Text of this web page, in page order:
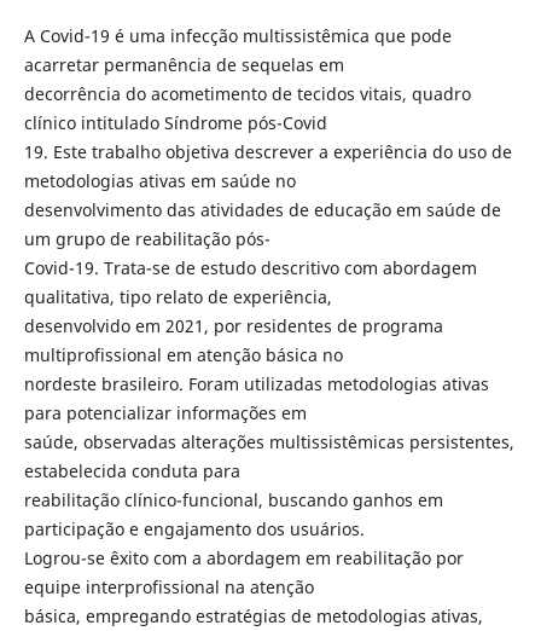
A Covid-19 é uma infecção multissistêmica que pode
acarretar permanência de sequelas em
decorrência do acometimento de tecidos vitais, quadro
clínico intitulado Síndrome pós-Covid
19. Este trabalho objetiva descrever a experiência do uso de
metodologias ativas em saúde no
desenvolvimento das atividades de educação em saúde de
um grupo de reabilitação pós-
Covid-19. Trata-se de estudo descritivo com abordagem
qualitativa, tipo relato de experiência,
desenvolvido em 2021, por residentes de programa
multiprofissional em atenção básica no
nordeste brasileiro. Foram utilizadas metodologias ativas
para potencializar informações em
saúde, observadas alterações multissistêmicas persistentes,
estabelecida conduta para
reabilitação clínico-funcional, buscando ganhos em
participação e engajamento dos usuários.
Logrou-se êxito com a abordagem em reabilitação por
equipe interprofissional na atenção
básica, empregando estratégias de metodologias ativas,